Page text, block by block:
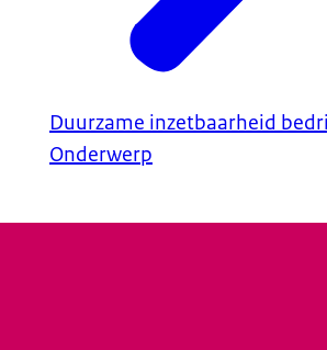
Duurzame inzetbaarheid
Onderwerp